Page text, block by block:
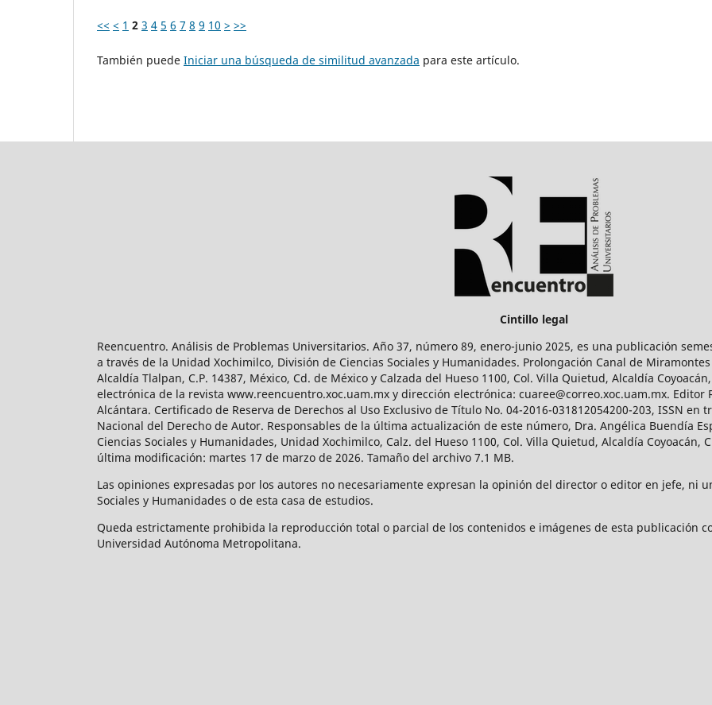
<< < 1 2 3 4 5 6 7 8 9 10 > >>
También puede Iniciar una búsqueda de similitud avanzada para este artículo.
Cintillo legal
Reencuentro. Análisis de Problemas Universitarios. Año 37, número 89, enero-junio 2025, es una publicación
a través de la Unidad Xochimilco, División de Ciencias Sociales y Humanidades. Prolongación Canal de Miramontes
Alcaldía Tlalpan, C.P. 14387, México, Cd. de México y Calzada del Hueso 1100, Col. Villa Quietud, Alcaldía
electrónica de la revista www.reencuentro.xoc.uam.mx y dirección electrónica: cuaree@correo.xoc.uam.mx. Editor
Alcántara. Certificado de Reserva de Derechos al Uso Exclusivo de Título No. 04-2016-031812054200-203, ISSN
Nacional del Derecho de Autor. Responsables de la última actualización de este número, Dra. Angélica Buendía
Ciencias Sociales y Humanidades, Unidad Xochimilco, Calz. del Hueso 1100, Col. Villa Quietud, Alcaldía Coyoacán,
última modificación: martes 17 de marzo de 2026. Tamaño del archivo 7.1 MB.
Las opiniones expresadas por los autores no necesariamente expresan la opinión del director o editor en jefe, ni
Sociales y Humanidades o de esta casa de estudios.
Queda estrictamente prohibida la reproducción total o parcial de los contenidos e imágenes de esta publicación
Universidad Autónoma Metropolitana.